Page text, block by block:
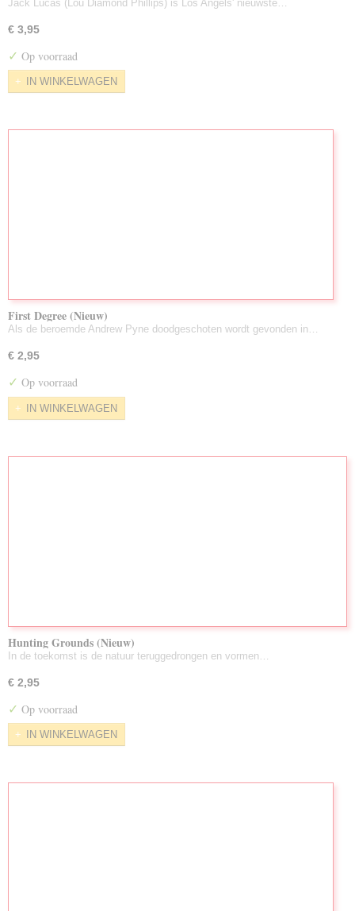
Jack Lucas (Lou Diamond Phillips) is Los Angels' nieuwste…
€ 3,95
✓ Op voorraad
IN WINKELWAGEN
First Degree (Nieuw)
Als de beroemde Andrew Pyne doodgeschoten wordt gevonden in…
€ 2,95
✓ Op voorraad
IN WINKELWAGEN
Hunting Grounds (Nieuw)
In de toekomst is de natuur teruggedrongen en vormen…
€ 2,95
✓ Op voorraad
IN WINKELWAGEN